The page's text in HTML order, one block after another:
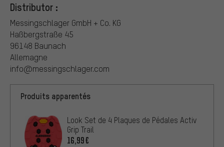
Distributor :
Messingschlager GmbH + Co. KG
Haßbergstraße 45
96148 Baunach
Allemagne
info@messingschlager.com
Produits apparentés
Look Set de 4 Plaques de Pédales Activ
Grip Trail
16,99€